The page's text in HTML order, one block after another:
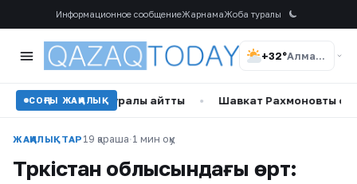
Информационное сообщениеЖарнамаЖоба туралы
+32° Алматы
СОҢҒЫ ЖАҢАЛЫҚ
өмірі туралы айтты • Шавкат Рахмоновтың отбасы
ЖАҢАЛЫҚТАР 19 қараша·1 мин оқу
Түркістан облысындағы өрт: